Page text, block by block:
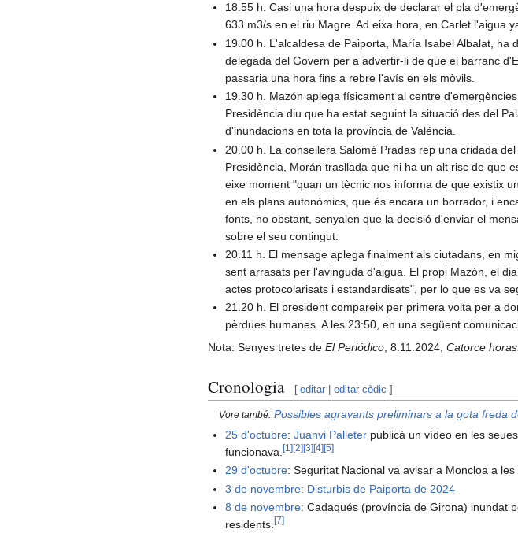
18.55 h. Casi una hora despuix de declarar el pla
633 m3/s en el riu Magre. Ad eixa hora, en Carlet l'aigua
19.00 h. L'alcaldesa de Paiporta, María Isabel Albalat,
delegada del Govern per a advertir-li de que el barranc
passaria una hora fins a rebre l'avís en els mòvils.
19.30 h. Mazón aplega físicament al centre
Presidència diu que ha estat seguint la situació des del
d'inundacions en tota la província de Valéncia.
20.00 h. La consellera Salomé Pradas rep una cridada
Presidència, Morán trasllada que hi ha un alt risc de que
eixe moment "quan un tècnic nos informa de que existix
en els plans autonòmics, que és encara un borrador, i
fonts, no obstant, senyalen que la decisió d'enviar el
sobre el seu contingut.
20.11 h. El mensage aplega finalment als ciutadans, en
sent arrasats per l'avinguda d'aigua. El propi Mazón, el
actes protocolarisats i estandardisats", per lo que es va
21.20 h. El president compareix per primera volta per a
pèrdues humanes. A les 23:50, en una següent
Nota: Senyes tretes de El Periódico, 8.11.2024, Catorce
Cronologia [ editar |editar còdic ]
Vore també: Possibles agravants preliminars a la gota freda
25 d'octubre:Juanvi Palleter publicà un vídeo en les
funcionava.[1] [2] [3] [4] [5]
29 d'octubre: Seguritat Nacional va avisar a Moncloa a
3 de novembre: Disturbis de Paiporta de 2024
8 de novembre: Cadaqués (província de Girona) inundat
residents.[7]